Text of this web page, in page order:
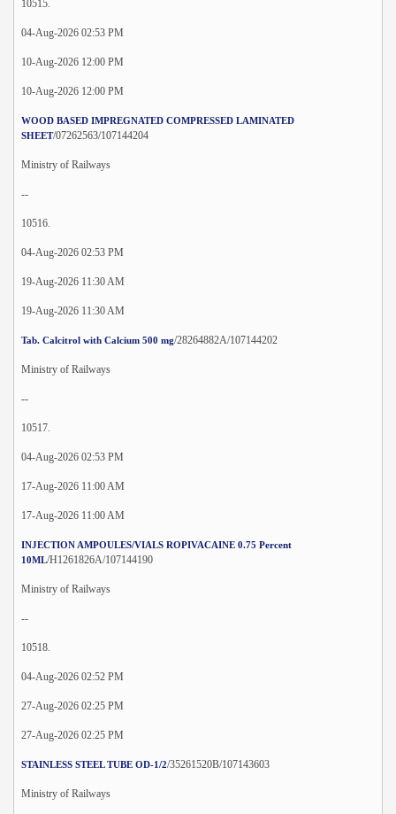
10515.
04-Aug-2026 02:53 PM
10-Aug-2026 12:00 PM
10-Aug-2026 12:00 PM
WOOD BASED IMPREGNATED COMPRESSED LAMINATED
SHEET/07262563/107144204
Ministry of Railways
--
10516.
04-Aug-2026 02:53 PM
19-Aug-2026 11:30 AM
19-Aug-2026 11:30 AM
Tab. Calcitrol with Calcium 500 mg/28264882A/107144202
Ministry of Railways
--
10517.
04-Aug-2026 02:53 PM
17-Aug-2026 11:00 AM
17-Aug-2026 11:00 AM
INJECTION AMPOULES/VIALS ROPIVACAINE 0.75 Percent
10ML/H1261826A/107144190
Ministry of Railways
--
10518.
04-Aug-2026 02:52 PM
27-Aug-2026 02:25 PM
27-Aug-2026 02:25 PM
STAINLESS STEEL TUBE OD-1/2/35261520B/107143603
Ministry of Railways